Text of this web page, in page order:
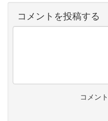
コメントを投稿する
コメン